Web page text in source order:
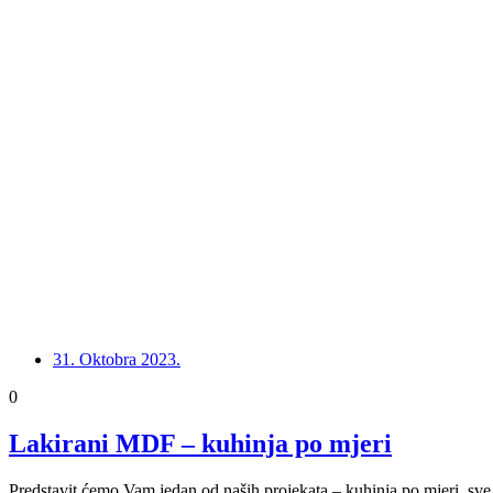
31. Oktobra 2023.
0
Lakirani MDF – kuhinja po mjeri